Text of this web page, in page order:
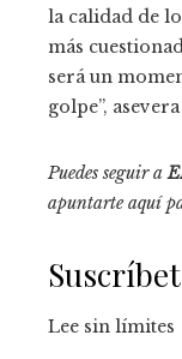
la calidad de
más
será un
golpe”,
Puedes seguir a
apuntarte aquí
Lee sin límites